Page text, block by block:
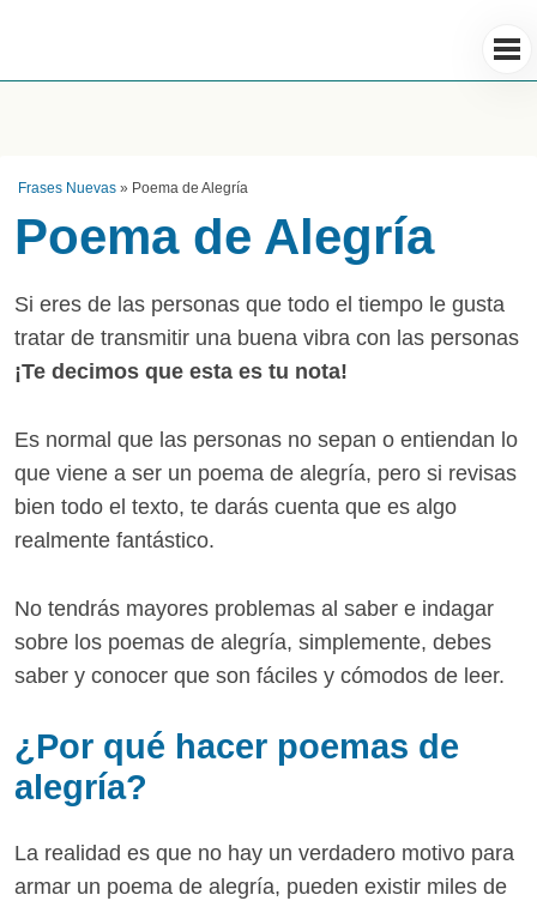
Frases Nuevas » Poema de Alegría
Poema de Alegría
Si eres de las personas que todo el tiempo le gusta
tratar de transmitir una buena vibra con las personas
¡Te decimos que esta es tu nota!
Es normal que las personas no sepan o entiendan lo
que viene a ser un poema de alegría, pero si revisas
bien todo el texto, te darás cuenta que es algo
realmente fantástico.
No tendrás mayores problemas al saber e indagar
sobre los poemas de alegría, simplemente, debes
saber y conocer que son fáciles y cómodos de leer.
¿Por qué hacer poemas de
alegría?
La realidad es que no hay un verdadero motivo para
armar un poema de alegría, pueden existir miles de